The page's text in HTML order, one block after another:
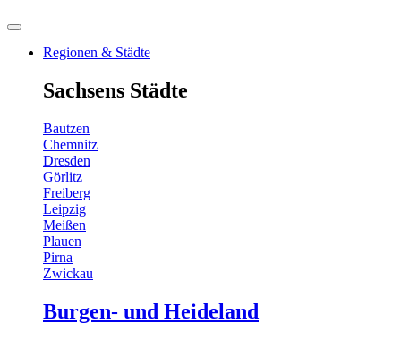
Regionen & Städte
Sachsens Städte
Bautzen
Chemnitz
Dresden
Görlitz
Freiberg
Leipzig
Meißen
Plauen
Pirna
Zwickau
Burgen- und Heideland